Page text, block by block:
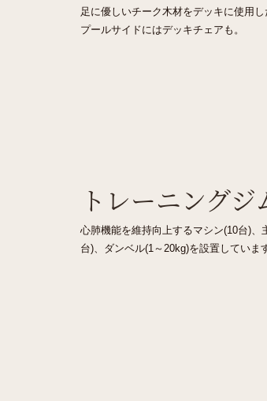
足に優しいチーク木材をデッキに使用
プールサイドにはデッキチェアも。
トレーニングジ
心肺機能を維持向上するマシン(10台)
台)、ダンベル(1～20kg)を設置していま